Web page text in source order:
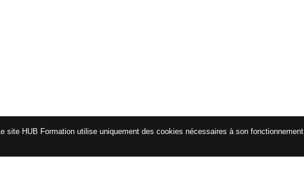
Le site HUB Formation utilise uniquement des cookies nécessaires à son fonctionnement.